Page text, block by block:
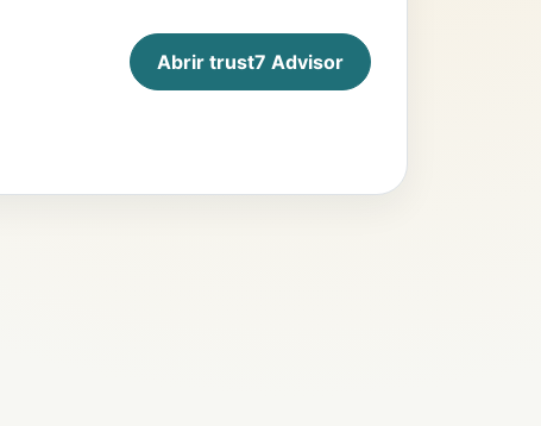
Abrir trust7 Advisor